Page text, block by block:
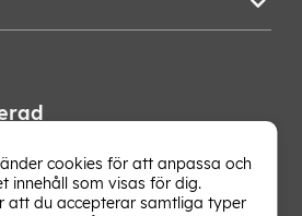
hetaste erbjudandena och
direkt i din mejlkorg. Signa upp på
cookies för att anpassa och
innehåll som visas för dig.
att du accepterar samtliga typer